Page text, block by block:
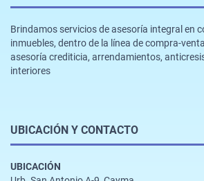
Brindamos servicios de asesoría integral en
inmuebles, dentro de la línea de compra-
asesoría crediticia, arrendamientos,
interiores
UBICACIÓN Y CONTACTO
UBICACIÓN